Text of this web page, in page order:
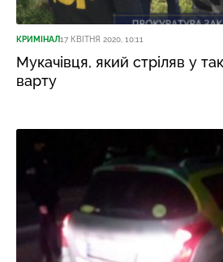
КРИМІНАЛ17 КВІТНЯ 2020, 10:11
Мукачівця, який стріляв у
варту